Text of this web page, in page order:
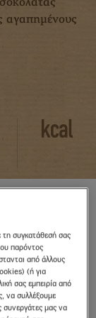
αγαπημένους
συγκατάθεσή σας
παρόντος
από άλλους
(ή για
σας εμπειρία από
να συλλέξουμε
συνεργάτες μας να